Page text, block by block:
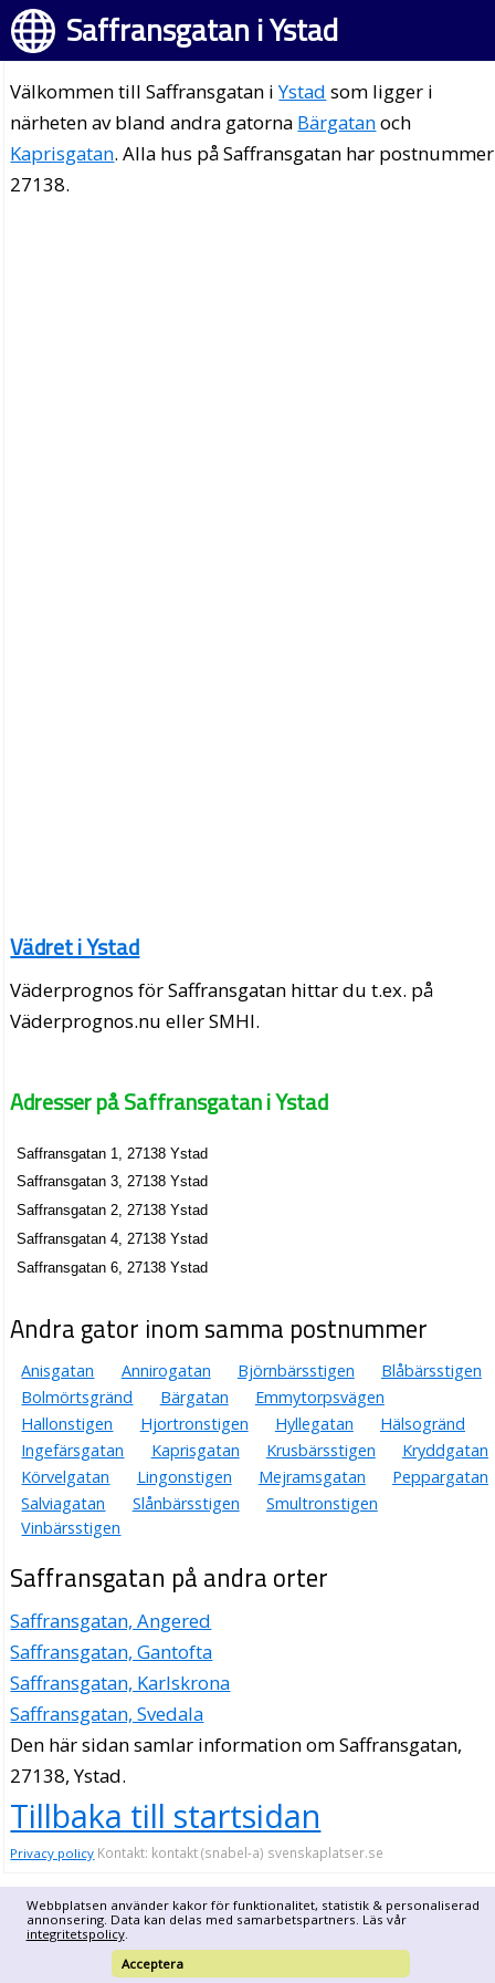
Webbplatsen använder kakor för funktionalitet, statistik & personaliserad
annonsering. Data kan delas med samarbetspartners. Läs vår
integritetspolicy.
Acceptera
Saffransgatan i Ystad
Välkommen till Saffransgatan iYstad som ligger i
närheten av bland andra gatorna Bärgatanoch
Kaprisgatan. Alla hus på Saffransgatan har postnummer
27138.
Vädret i Ystad
Väderprognos för Saffransgatan hittar du t.ex. på
Väderprognos.nu eller SMHI.
Adresser på Saffransgatan i Ystad
Saffransgatan 1, 27138 Ystad
Saffransgatan 3, 27138 Ystad
Saffransgatan 2, 27138 Ystad
Saffransgatan 4, 27138 Ystad
Saffransgatan 6, 27138 Ystad
Andra gator inom samma postnummer
Anisgatan Annirogatan Björnbärsstigen
Blåbärsstigen
Bolmörtsgränd
Bärgatan
Emmytorpsvägen
Hallonstigen
Hjortronstigen Hyllegatan
Hälsogränd
Ingefärsgatan
Kaprisgatan Krusbärsstigen
Kryddgatan
Körvelgatan
Lingonstigen Mejramsgatan
Peppargatan
Salviagatan
Slånbärsstigen
Smultronstigen
Vinbärsstigen
Saffransgatan på andra orter
Saffransgatan, Angered
Saffransgatan, Gantofta
Saffransgatan, Karlskrona
Saffransgatan, Svedala
Den här sidan samlar information om Saffransgatan,
27138, Ystad.
Tillbaka till startsidan
Privacy policy Kontakt: kontakt (snabel-a) svenskaplatser.se